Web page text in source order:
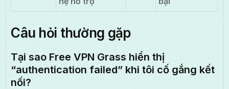
Câu hỏi thường gặp
Tại sao Free VPN Grass hiển thị
“authentication failed” khi tôi cố gắng kết
nối?